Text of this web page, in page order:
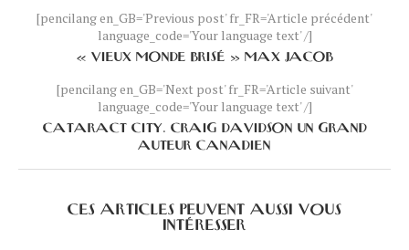
[pencilang en_GB='Previous post' fr_FR='Article précédent'
language_code='Your language text' /]
« VIEUX MONDE BRISÉ » MAX JACOB
[pencilang en_GB='Next post' fr_FR='Article suivant'
language_code='Your language text' /]
CATARACT CITY. CRAIG DAVIDSON UN GRAND
AUTEUR CANADIEN
CES ARTICLES PEUVENT AUSSI VOUS
INTÉRESSER